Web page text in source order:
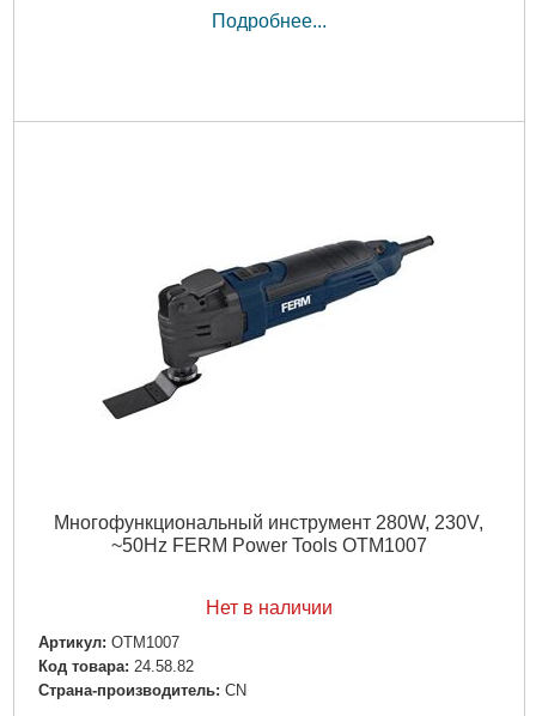
Подробнее...
Многофункциональный инструмент 280W, 230V,
~50Hz FERM Power Tools OTM1007
Нет в наличии
Артикул: OTM1007
Код товара: 24.58.82
Страна-производитель: CN